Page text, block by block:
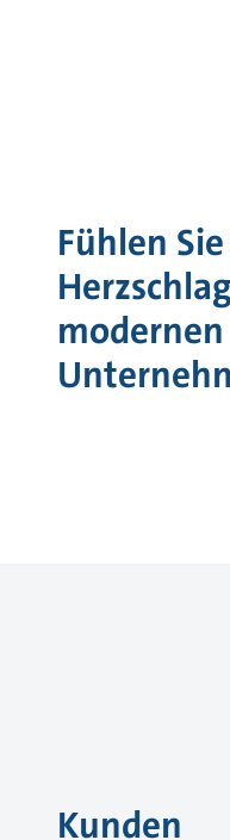
Fühlen
modernen
Kunden